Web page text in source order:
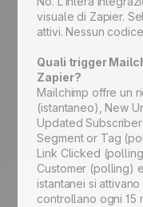
visuale di Zapier.
attivi. Nessun
Quali trigger
Zapier?
Mailchimp offre un
(istantaneo), New
Updated
Segment or Tag
Link Clicked
Customer (polling)
istantanei si
controllano ogni 15